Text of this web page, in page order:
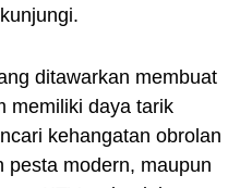
ditawarkan membuat
memiliki daya tarik
kehangatan obrolan
pesta modern, maupun